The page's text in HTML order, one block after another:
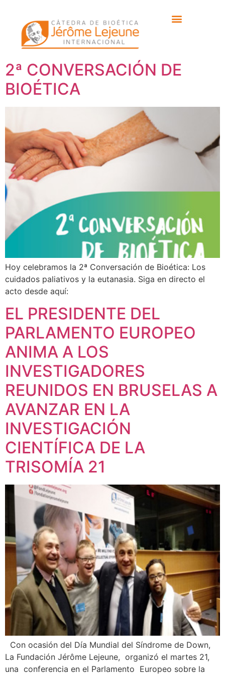
Etiqueta: dá mundial
síndrome down
2ª CONVERSACIÓN DE
BIOÉTICA
Hoy celebramos la 2ª Conversación de Bioética: Los
cuidados paliativos y la eutanasia. Siga en directo el
acto desde aquí:
EL PRESIDENTE DEL
PARLAMENTO EUROPEO
ANIMA A LOS
INVESTIGADORES
REUNIDOS EN BRUSELAS A
AVANZAR EN LA
INVESTIGACIÓN
CIENTÍFICA DE LA
TRISOMÍA 21
Con ocasión del Día Mundial del Síndrome de Down,
La Fundación Jérôme Lejeune, organizó el martes 21,
una conferencia en el Parlamento Europeo sobre la